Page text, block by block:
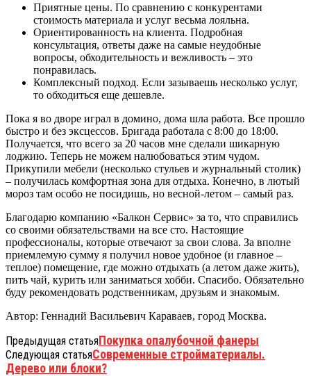
Приятные цены. По сравнению с конкурентами
стоимость материала и услуг весьма лояльна.
Ориентированность на клиента. Подробная
консультация, ответы даже на самые неудобные
вопросы, обходительность и вежливость – это
понравилась.
Комплексный подход. Если зазываешь несколько услуг,
то обходиться еще дешевле.
Пока я во дворе играл в домино, дома шла работа. Все прошло
быстро и без эксцессов. Бригада работала с 8:00 до 18:00.
Получается, что всего за 20 часов мне сделали шикарную
лоджию. Теперь не можем налюбоваться этим чудом.
Прикупили мебели (несколько стульев и журнальный столик)
– получилась комфортная зона для отдыха. Конечно, в лютый
мороз там особо не посидишь, но весной-летом – самый раз.
Благодарю компанию «Балкон Сервис» за то, что справились
со своими обязательствами на все сто. Настоящие
профессионалы, которые отвечают за свои слова. За вполне
приемлемую сумму я получил новое удобное (и главное –
теплое) помещение, где можно отдыхать (а летом даже жить),
пить чай, курить или заниматься хобби. Спасибо. Обязательно
буду рекомендовать родственникам, друзьям и знакомым.
Автор: Геннадий Васильевич Караваев, город Москва.
Предыдущая статьяПокупка опалубочной фанеры
Следующая статьяСовременные стройматериалы.
Дерево или блоки?